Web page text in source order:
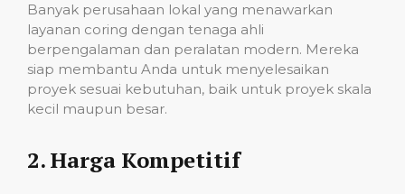
Banyak perusahaan lokal yang menawarkan
layanan coring dengan tenaga ahli
berpengalaman dan peralatan modern. Mereka
siap membantu Anda untuk menyelesaikan
proyek sesuai kebutuhan, baik untuk proyek skala
kecil maupun besar.
2.Harga Kompetitif